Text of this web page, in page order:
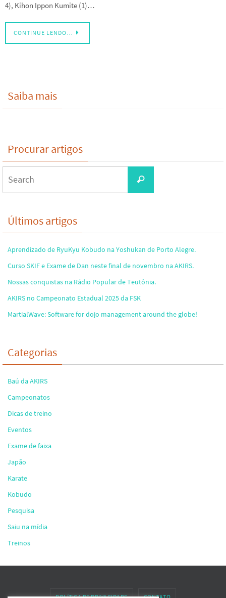
4), Kihon Ippon Kumite (1)…
CONTINUE LENDO…
Saiba mais
Procurar artigos
Search
Últimos artigos
Aprendizado de RyuKyu Kobudo na Yoshukan de Porto Alegre.
Curso SKIF e Exame de Dan neste final de novembro na AKIRS.
Nossas conquistas na Rádio Popular de Teutônia.
AKIRS no Campeonato Estadual 2025 da FSK
MartialWave: Software for dojo management around the globe!
Categorias
Baú da AKIRS
Campeonatos
Dicas de treino
Eventos
Exame de faixa
Japão
Karate
Kobudo
Pesquisa
Saiu na mídia
Treinos